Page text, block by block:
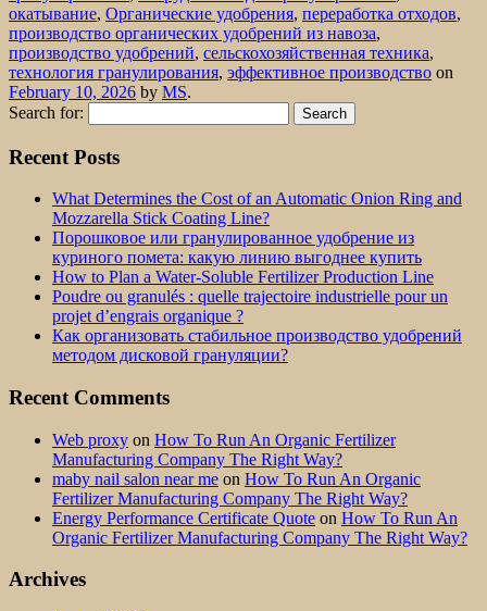
окатывание, Органические удобрения, переработка отходов,
производство органических удобрений из навоза,
производство удобрений, сельскохозяйственная техника,
технология гранулирования, эффективное производство on
February 10, 2026 by MS.
Search for:
Recent Posts
What Determines the Cost of an Automatic Onion Ring and
Mozzarella Stick Coating Line?
Порошковое или гранулированное удобрение из
куриного помета: какую линию выгоднее купить
How to Plan a Water-Soluble Fertilizer Production Line
Poudre ou granulés : quelle trajectoire industrielle pour un
projet d’engrais organique ?
Как организовать стабильное производство удобрений
методом дисковой грануляции?
Recent Comments
Web proxy on How To Run An Organic Fertilizer
Manufacturing Company The Right Way?
maby nail salon near me on How To Run An Organic
Fertilizer Manufacturing Company The Right Way?
Energy Performance Certificate Quote on How To Run An
Organic Fertilizer Manufacturing Company The Right Way?
Archives